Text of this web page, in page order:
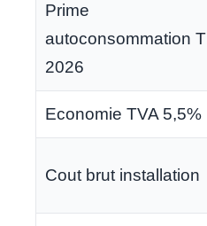
Prime
autoconsommation
2026
Economie TVA 5,5%
Cout brut installation